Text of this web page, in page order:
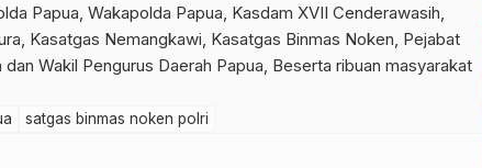
Papua, Wakapolda Papua, Kasdam XVII Cenderawasih,
Kasatgas Nemangkawi, Kasatgas Binmas Noken, Pejabat
Wakil Pengurus Daerah Papua, Beserta ribuan masyarakat
satgas binmas noken polri